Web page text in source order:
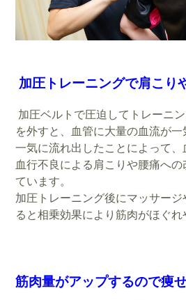
加圧トレーニングで肩こり
加圧ベルトで圧迫してトレーニ
を外すと、血管に大量の血流が一
一気に流れ出したことによって、
血行不良による肩こりや腰痛へ
ています。
加圧トレーニング後にマッサー
ると相乗効果により筋肉がほぐれ
筋肉量がアップするので痩